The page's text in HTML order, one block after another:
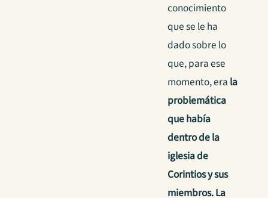
conocimiento
que se le ha
dado sobre lo
que, para ese
momento, era la
problemática
que había
dentro de la
iglesia de
Corintios y sus
miembros.La